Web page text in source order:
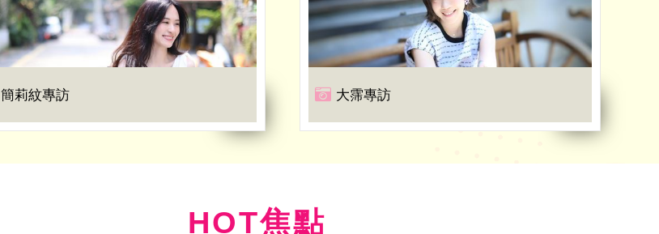
簡莉紋專訪 大霈專訪
HOT焦點